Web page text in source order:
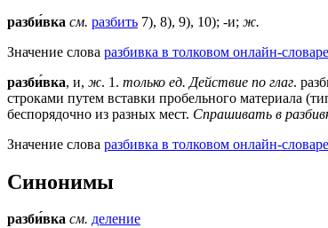
разби́вка см. разбить 7), 8), 9), 10); -и; ж.
Значение слова разбивка в толковом онлайн-
разби́вка, и, ж. 1 . только ед. Действие по глаг.
строками путем вставки пробельного материала
беспорядочно из разных мест. Спрашивать в
Значение слова разбивка в толковом онлайн-
Синонимы
разби́вка см. деление